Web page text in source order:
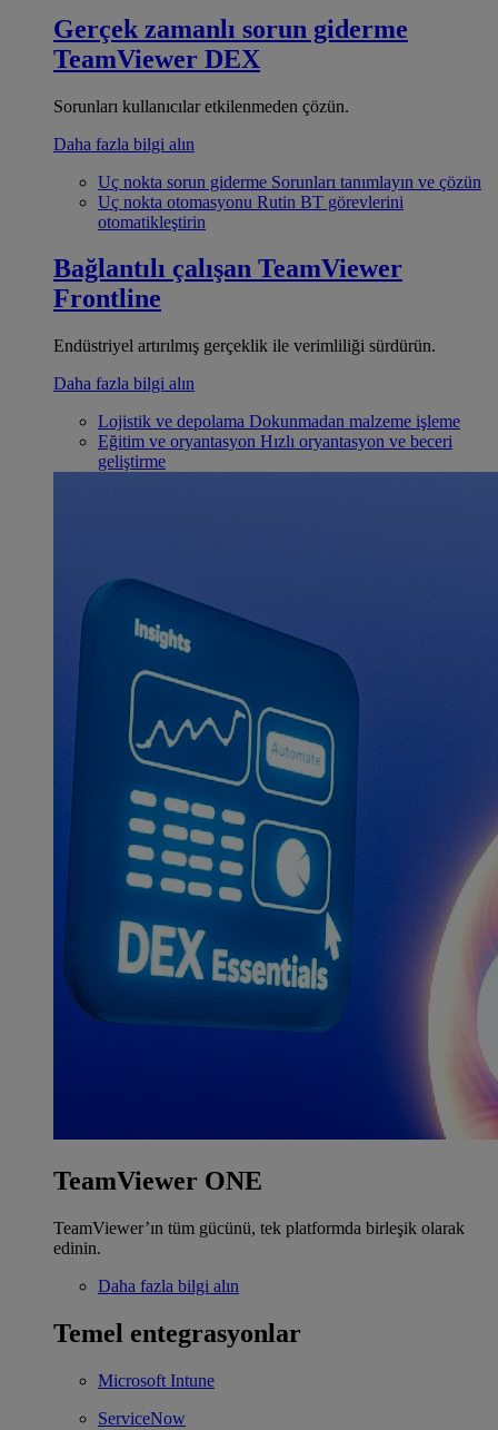
Gerçek zamanlı sorun giderme
TeamViewer DEX
Sorunları kullanıcılar etkilenmeden çözün.
Daha fazla bilgi alın
Uç nokta sorun giderme Sorunları tanımlayın ve çözün
Uç nokta otomasyonu Rutin BT görevlerini
otomatikleştirin
Bağlantılı çalışan TeamViewer
Frontline
Endüstriyel artırılmış gerçeklik ile verimliliği sürdürün.
Daha fazla bilgi alın
Lojistik ve depolama Dokunmadan malzeme işleme
Eğitim ve oryantasyon Hızlı oryantasyon ve beceri
geliştirme
TeamViewer ONE
TeamViewer’ın tüm gücünü, tek platformda birleşik olarak
edinin.
Daha fazla bilgi alın
Temel entegrasyonlar
Microsoft Intune
ServiceNow